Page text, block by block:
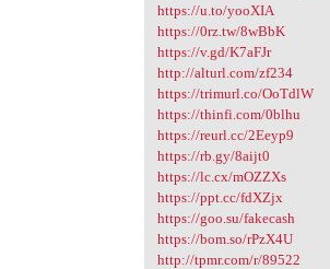
https://u.to/yooXIA
https://0rz.tw/8wBbK
https://v.gd/K7aFJr
http://alturl.com/zf234
https://trimurl.co/OoTdlW
https://thinfi.com/0blhu
https://reurl.cc/2Eeyp9
https://rb.gy/8aijt0
https://lc.cx/mOZZXs
https://ppt.cc/fdXZjx
https://goo.su/fakecash
https://bom.so/rPzX4U
http://tpmr.com/r/89522